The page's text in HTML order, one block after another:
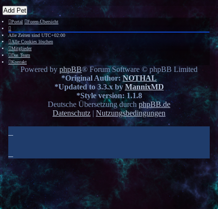
Add Pet
Portal Foren-Übersicht
Alle Zeiten sind UTC+02:00
Alle Cookies löschen
Mitglieder
Das Team
Kontakt
Powered byphpBB® Forum Software © phpBB Limited
*Original Author: NOTHAL
*Updated to 3.3.x by MannixMD
*Style version: 1.1.8
Deutsche Übersetzung durch phpBB.de
Datenschutz | Nutzungsbedingungen